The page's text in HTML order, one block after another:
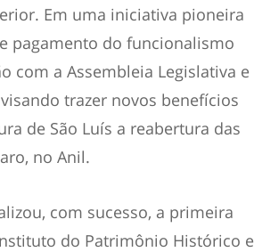
Em uma iniciativa pioneira
pagamento do funcionalismo
com a Assembleia Legislativa e
trazer novos benefícios
de São Luís a reabertura das
no Anil.
com sucesso, a primeira
do Patrimônio Histórico e